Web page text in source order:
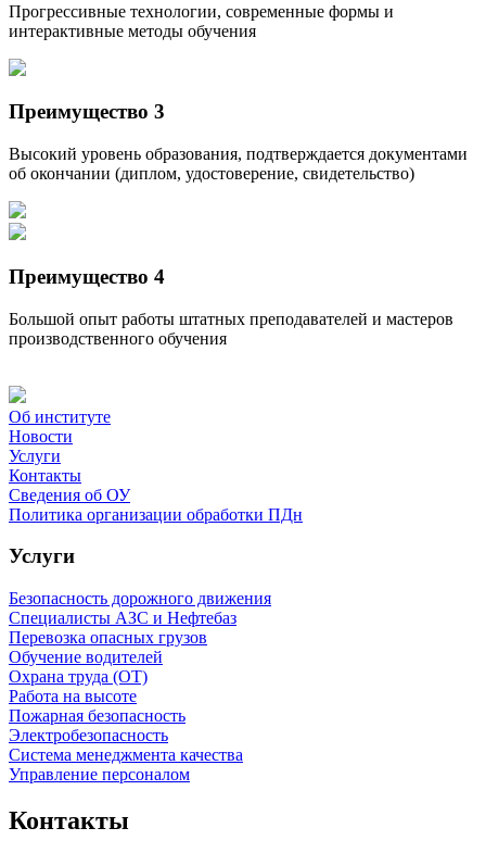
Прогрессивные технологии, современные формы и
интерактивные методы обучения
Преимущество 3
Высокий уровень образования, подтверждается документами
об окончании (диплом, удостоверение, свидетельство)
Преимущество 4
Большой опыт работы штатных преподавателей и мастеров
производственного обучения
Об институте
Новости
Услуги
Контакты
Сведения об ОУ
Политика организации обработки ПДн
Услуги
Безопасность дорожного движения
Специалисты АЗС и Нефтебаз
Перевозка опасных грузов
Обучение водителей
Охрана труда (ОТ)
Работа на высоте
Пожарная безопасность
Электробезопасность
Система менеджмента качества
Управление персоналом
Контакты